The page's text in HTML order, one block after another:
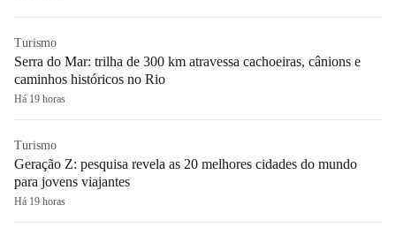
Turismo
Serra do Mar: trilha de 300 km atravessa cachoeiras, cânions e
caminhos históricos no Rio
Há 19 horas
Turismo
Geração Z: pesquisa revela as 20 melhores cidades do mundo
para jovens viajantes
Há 19 horas